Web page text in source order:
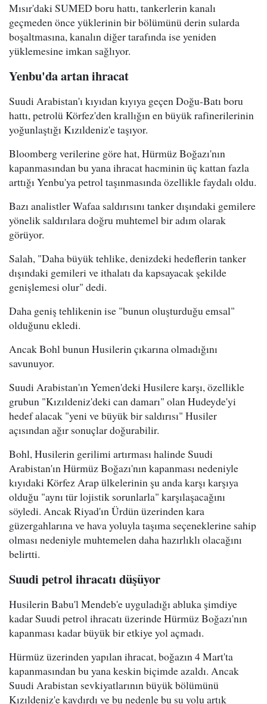
Mısır'daki SUMED boru hattı, tankerlerin kanalı
geçmeden önce yüklerinin bir bölümünü derin sularda
boşaltmasına, kanalın diğer tarafında ise yeniden
yüklemesine imkan sağlıyor.
Yenbu'da artan ihracat
Suudi Arabistan'ı kıyıdan kıyıya geçen Doğu-Batı boru
hattı, petrolü Körfez'den krallığın en büyük rafinerilerinin
yoğunlaştığı Kızıldeniz'e taşıyor.
Bloomberg verilerine göre hat, Hürmüz Boğazı'nın
kapanmasından bu yana ihracat hacminin üç kattan fazla
arttığı Yenbu'ya petrol taşınmasında özellikle faydalı oldu.
Bazı analistler Wafaa saldırısını tanker dışındaki gemilere
yönelik saldırılara doğru muhtemel bir adım olarak
görüyor.
Salah, "Daha büyük tehlike, denizdeki hedeflerin tanker
dışındaki gemileri ve ithalatı da kapsayacak şekilde
genişlemesi olur" dedi.
Daha geniş tehlikenin ise "bunun oluşturduğu emsal"
olduğunu ekledi.
Ancak Bohl bunun Husilerin çıkarına olmadığını
savunuyor.
Suudi Arabistan'ın Yemen'deki Husilere karşı, özellikle
grubun "Kızıldeniz'deki can damarı" olan Hudeyde'yi
hedef alacak "yeni ve büyük bir saldırısı" Husiler
açısından ağır sonuçlar doğurabilir.
Bohl, Husilerin gerilimi artırması halinde Suudi
Arabistan'ın Hürmüz Boğazı'nın kapanması nedeniyle
kıyıdaki Körfez Arap ülkelerinin şu anda karşı karşıya
olduğu "aynı tür lojistik sorunlarla" karşılaşacağını
söyledi. Ancak Riyad'ın Ürdün üzerinden kara
güzergahlarına ve hava yoluyla taşıma seçeneklerine sahip
olması nedeniyle muhtemelen daha hazırlıklı olacağını
belirtti.
Suudi petrol ihracatı düşüyor
Husilerin Babu'l Mendeb'e uyguladığı abluka şimdiye
kadar Suudi petrol ihracatı üzerinde Hürmüz Boğazı'nın
kapanması kadar büyük bir etkiye yol açmadı.
Hürmüz üzerinden yapılan ihracat, boğazın 4 Mart'ta
kapanmasından bu yana keskin biçimde azaldı. Ancak
Suudi Arabistan sevkiyatlarının büyük bölümünü
Kızıldeniz'e kaydırdı ve bu nedenle bu su yolu artık